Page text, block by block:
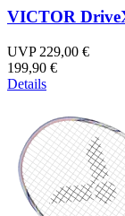
VICTOR
UVP 229,00 €
199,90 €
Details